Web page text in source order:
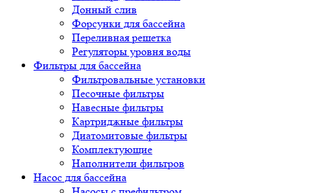
Донный слив
Форсунки для бассейна
Переливная решетка
Регуляторы уровня воды
Фильтры для бассейна
Фильтровальные установки
Песочные фильтры
Навесные фильтры
Картриджные фильтры
Диатомитовые фильтры
Комплектующие
Наполнители фильтров
Насос для бассейна